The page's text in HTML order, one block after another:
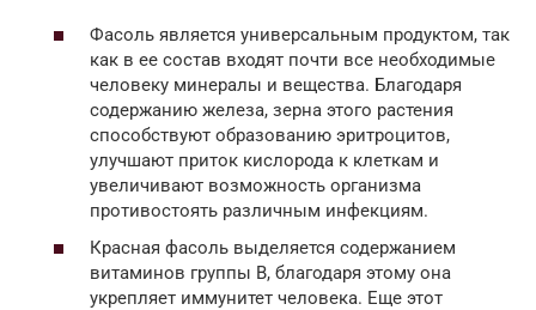
Фасоль является универсальным продуктом, так
как в ее состав входят почти все необходимые
человеку минералы и вещества. Благодаря
содержанию железа, зерна этого растения
способствуют образованию эритроцитов,
улучшают приток кислорода к клеткам и
увеличивают возможность организма
противостоять различным инфекциям.
Красная фасоль выделяется содержанием
витаминов группы В, благодаря этому она
укрепляет иммунитет человека. Еще этот